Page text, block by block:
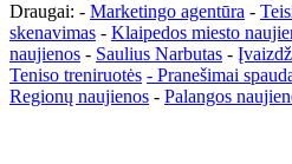
Draugai: - Marketingo agentūra -
skenavimas - Klaipedos miesto
naujienos - Saulius Narbutas -
Teniso treniruotės - Pranešimai
Regionų naujienos - Palangos